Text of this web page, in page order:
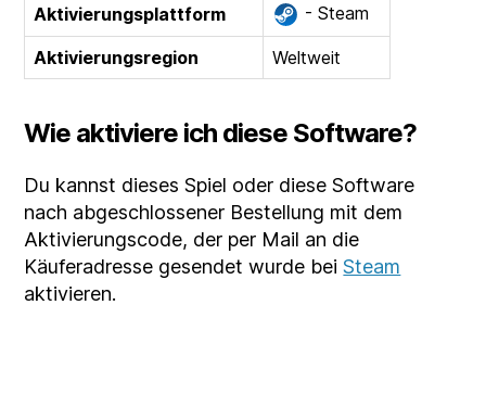
Aktivierungsplattform
- Steam
Aktivierungsregion Weltweit
Wie aktiviere ich diese Software?
Du kannst dieses Spiel oder diese Software
nach abgeschlossener Bestellung mit dem
Aktivierungscode, der per Mail an die
Käuferadresse gesendet wurde beiSteam
aktivieren.